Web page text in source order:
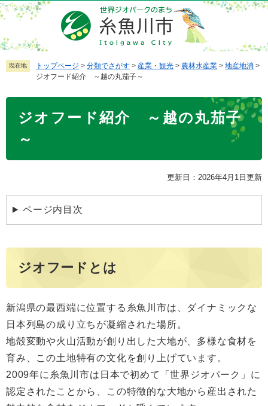
ペ
ー
ジ
の
先
メ
ニ
ュ
ー
を現在地 トップページ > 分類でさがす > 産業・観光 > 農林水産業 > 地産地消 >
ジオフード紹介 ～越の丸茄子～
ジオフード紹介 ～越の丸茄子
～
更新日：2026年4月1日更新
ページ内目次
ジオフードとは
新潟県の最西端に位置する糸魚川市は、ダイナミックな
日本列島の成り立ちが凝縮された場所。
地殻変動や火山活動が創り出した大地が、多様な食材を
育み、この土地特有の文化を創り上げています。
2009年に糸魚川市は日本で初めて「世界ジオパーク」に
認定されたことから、この特徴的な大地から産出された